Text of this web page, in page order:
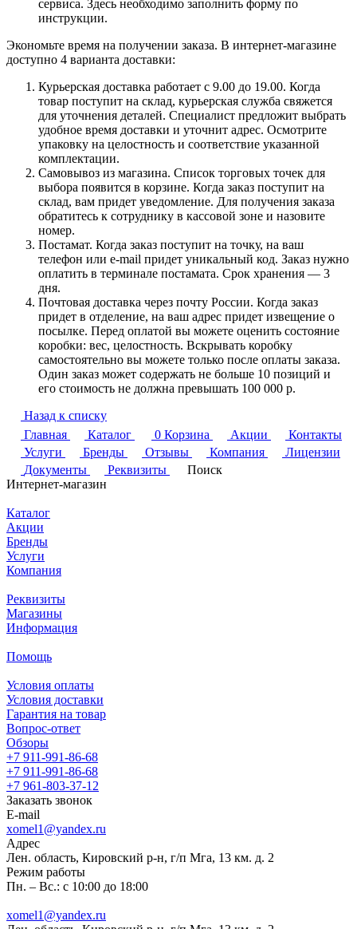
сервиса. Здесь необходимо заполнить форму по
инструкции.
Экономьте время на получении заказа. В интернет-магазине
доступно 4 варианта доставки:
Курьерская доставка работает с 9.00 до 19.00. Когда
товар поступит на склад, курьерская служба свяжется
для уточнения деталей. Специалист предложит выбрать
удобное время доставки и уточнит адрес. Осмотрите
упаковку на целостность и соответствие указанной
комплектации.
Самовывоз из магазина. Список торговых точек для
выбора появится в корзине. Когда заказ поступит на
склад, вам придет уведомление. Для получения заказа
обратитесь к сотруднику в кассовой зоне и назовите
номер.
Постамат. Когда заказ поступит на точку, на ваш
телефон или e-mail придет уникальный код. Заказ нужно
оплатить в терминале постамата. Срок хранения — 3
дня.
Почтовая доставка через почту России. Когда заказ
придет в отделение, на ваш адрес придет извещение о
посылке. Перед оплатой вы можете оценить состояние
коробки: вес, целостность. Вскрывать коробку
самостоятельно вы можете только после оплаты заказа.
Один заказ может содержать не больше 10 позиций и
его стоимость не должна превышать 100 000 р.
Назад к списку
Главная
Каталог 0 Корзина Акции
Контакты
Услуги
Бренды Отзывы Компания
Лицензии
Документы
Реквизиты
Поиск
Интернет-магазин
Каталог
Акции
Бренды
Услуги
Компания
Реквизиты
Магазины
Информация
Помощь
Условия оплаты
Условия доставки
Гарантия на товар
Вопрос-ответ
Обзоры
+7 911-991-86-68
+7 911-991-86-68
+7 961-803-37-12
Заказать звонок
E-mail
xomel1@yandex.ru
Адрес
Лен. область, Кировский р-н, г/п Мга, 13 км. д. 2
Режим работы
Пн. – Вс.: с 10:00 до 18:00
xomel1@yandex.ru